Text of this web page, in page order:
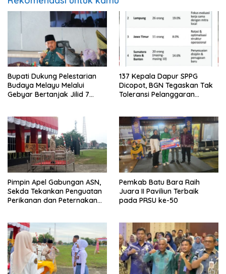
Bupati Dukung Pelestarian
Budaya Melayu Melalui
Gebyar Bertanjak Jilid 7
137 Kepala Dapur SPPG
Dicopot, BGN Tegaskan Tak
Toleransi Pelanggaran
Pimpin Apel Gabungan ASN,
Sekda Tekankan Penguatan
Perikanan dan Peternakan
Pemkab Batu Bara Raih
Juara II Paviliun Terbaik
pada PRSU ke-50